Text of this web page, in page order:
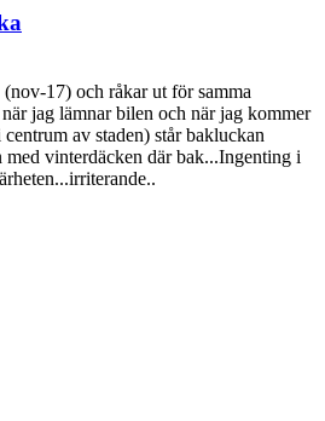
17) och råkar ut för samma
jag lämnar bilen och när jag kommer
av staden) står bakluckan
med vinterdäcken där bak...Ingenting i